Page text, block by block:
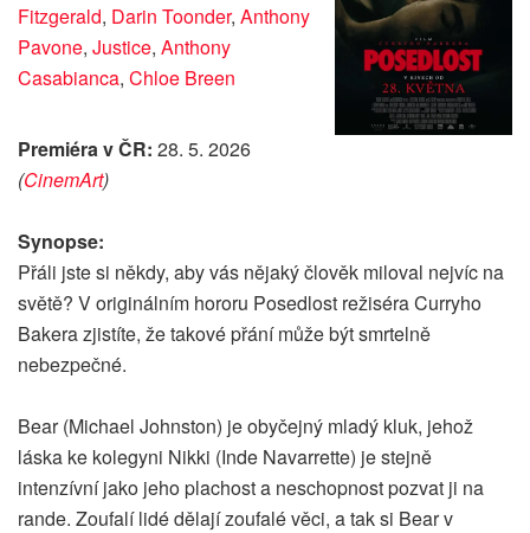
Fitzgerald, Darin Toonder, Anthony
Pavone, Justice, Anthony
Casabianca, Chloe Breen
Premiéra v ČR: 28. 5. 2026
(CinemArt)
Synopse:
Přáli jste si někdy, aby vás nějaký člověk miloval nejvíc na
světě? V originálním hororu Posedlost režiséra Curryho
Bakera zjistíte, že takové přání může být smrtelně
nebezpečné.
Bear (Michael Johnston) je obyčejný mladý kluk, jehož
láska ke kolegyni Nikki (Inde Navarrette) je stejně
intenzívní jako jeho plachost a neschopnost pozvat ji na
rande. Zoufalí lidé dělají zoufalé věci, a tak si Bear v